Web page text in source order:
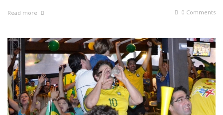
Read more 0 Comments